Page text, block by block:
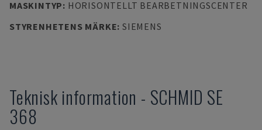
MASKINTYP: HORISONTELLT BEARBETNINGSCENTER
STYRENHETENS MÄRKE: SIEMENS
Teknisk information - SCHMID SE
368